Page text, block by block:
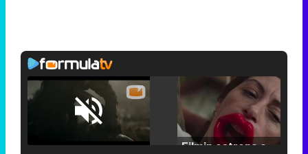
Unmute /